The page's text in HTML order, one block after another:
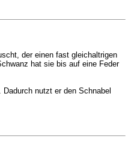
der einen fast gleichaltrigen
hat sie bis auf eine Feder
nutzt er den Schnabel